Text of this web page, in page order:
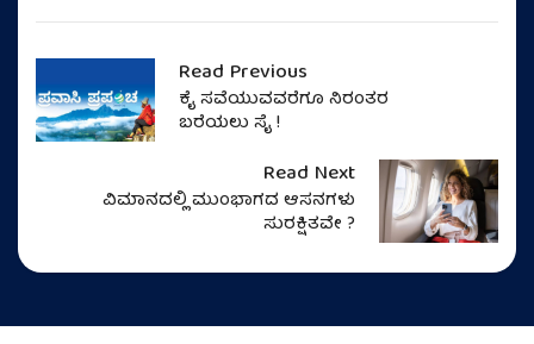
Read Previous
ಕೈ ಸವೆಯುವವರೆಗೂ ನಿರಂತರ
ಬರೆಯಲು ಸೈ !
Read Next
ವಿಮಾನದಲ್ಲಿ ಮುಂಭಾಗದ ಆಸನಗಳು
ಸುರಕ್ಷಿತವೇ ?